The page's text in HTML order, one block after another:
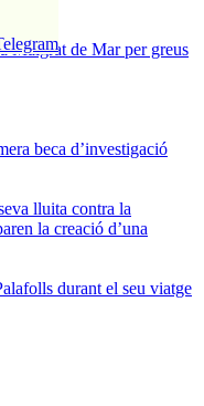
Malgrat de Mar per greus
beca d’investigació
lluita contra la
la creació d’una
durant el seu viatge